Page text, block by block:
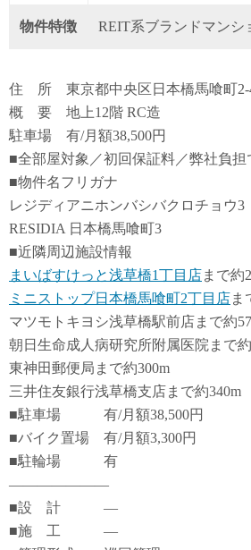
物件特徴 REIT系ブランドマンシ
住 所 東京都中央区日本橋馬喰町2-
概 要 地上12階 RC造
駐車場 有/月額38,500円
■全部屋対象／初回保証料／弊社負担
■物件名フリガナ
レジディアニホンバシバクロチョウ3
RESIDIA 日本橋馬喰町3
■近隣周辺施設情報
まいばすけっと浅草橋1丁目店まで約
ミニストップ日本橋馬喰町2丁目店ま
マツモトキヨシ浅草橋駅前店まで約
朝日生命成人病研究所附属医院まで
東神田郵便局まで約300m
三井住友銀行浅草橋支店まで約340m
■駐車場 有/月額38,500円
■バイク置場 有/月額3,300円
■駐輪場 有
―――――――
■設 計 ―
■施 工 ―